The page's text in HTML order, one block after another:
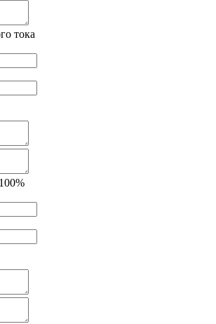
тока